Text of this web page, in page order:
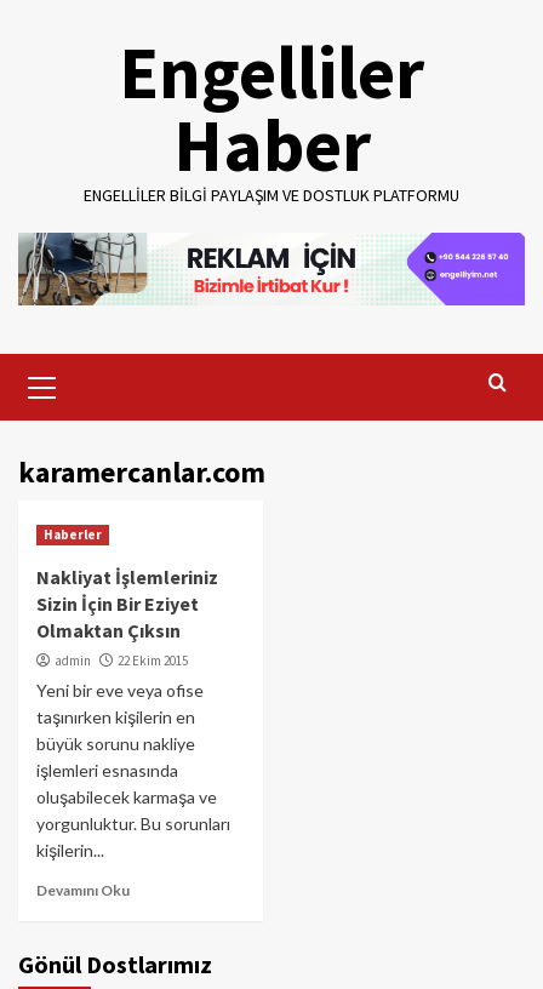
Engelliler
Haber
ENGELLILER BILGI PAYLAŞIM VE DOSTLUK PLATFORMU
Menu
karamercanlar.com
Haberler
Nakliyat İşlemleriniz
Sizin İçin Bir Eziyet
Olmaktan Çıksın
admin 22 Ekim 2015
Yeni bir eve veya ofise
taşınırken kişilerin en
büyük sorunu nakliye
işlemleri esnasında
oluşabilecek karmaşa ve
yorgunluktur. Bu sorunları
kişilerin...
Devamını Oku
Gönül Dostlarımız